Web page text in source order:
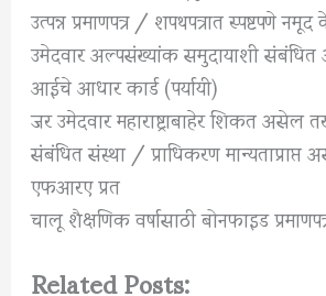
उत्पन्न प्रमाणपत्र / शपथपत्रात स्पष्टपणे
उमेदवार अल्पसंख्यांक समुदायाशी
आईचे आधार कार्ड (पर्यायी)
जर उमेदवार महाराष्ट्राबाहेर शिकत असेल
संबंधित संस्था / प्राधिकरण मान्यताप्राप्त
एफआरए प्रत
चालू शैक्षणिक वर्षासाठी बोनफाइड